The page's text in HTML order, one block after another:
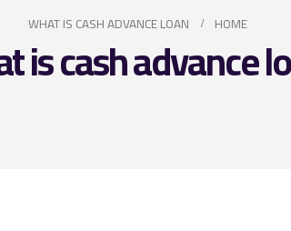
HOME
WHAT IS CASH ADVANCE LOAN
is cash advance